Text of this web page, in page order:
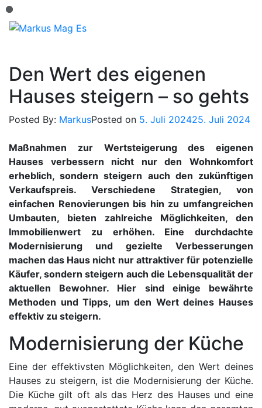
Skip
content
Loading...
Den Wert des eigenen
Hauses steigern – so gehts
Posted By: MarkusPosted on 5. Juli 202425. Juli 2024
Maßnahmen zur Wertsteigerung des eigenen
Hauses verbessern nicht nur den Wohnkomfort
erheblich, sondern steigern auch den zukünftigen
Verkaufspreis. Verschiedene Strategien, von
einfachen Renovierungen bis hin zu umfangreichen
Umbauten, bieten zahlreiche Möglichkeiten, den
Immobilienwert zu erhöhen. Eine durchdachte
Modernisierung und gezielte Verbesserungen
machen das Haus nicht nur attraktiver für potenzielle
Käufer, sondern steigern auch die Lebensqualität der
aktuellen Bewohner. Hier sind einige bewährte
Methoden und Tipps, um den Wert deines Hauses
effektiv zu steigern.
Modernisierung der Küche
Eine der effektivsten Möglichkeiten, den Wert deines
Hauses zu steigern, ist die Modernisierung der Küche.
Die Küche gilt oft als das Herz des Hauses und eine